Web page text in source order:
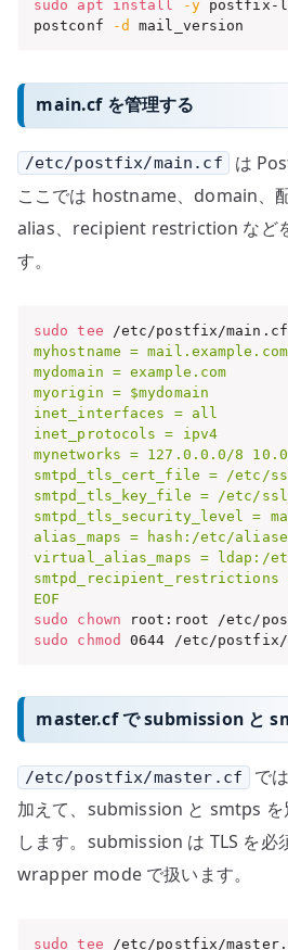
sudo
apt install -y postfix-
postconf
-d mail_version
main.cf を管理する
/etc/postfix/main.cf
は
ここでは hostname、domain、
alias、recipient restriction など
す。
sudo tee /etc/postfix/main.cf
myhostname = mail.example.com
mydomain = example.com
myorigin = $mydomain
inet_interfaces = all
inet_protocols = ipv4
mynetworks = 127.0.0.0/8
smtpd_tls_cert_file = /etc/
smtpd_tls_key_file = /etc/
smtpd_tls_security_level =
alias_maps = hash:/etc/
virtual_alias_maps = ldap:/
smtpd_recipient_restrictions
EOF
sudo
chown
sudo
chmod 0644 /etc/postfix/
master.cf で submission と
/etc/postfix/master.cf
で
加えて、submission と smtps を
します。submission は TLS を必
wrapper mode で扱います。
sudo tee /etc/postfix/